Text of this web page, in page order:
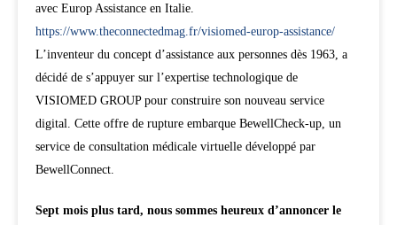
avec Europ Assistance en Italie.
https://www.theconnectedmag.fr/visiomed-europ-assistance/
L’inventeur du concept d’assistance aux personnes dès 1963, a
décidé de s’appuyer sur l’expertise technologique de
VISIOMED GROUP pour construire son nouveau service
digital. Cette offre de rupture embarque BewellCheck-up, un
service de consultation médicale virtuelle développé par
BewellConnect.
Sept mois plus tard, nous sommes heureux d’annoncer le